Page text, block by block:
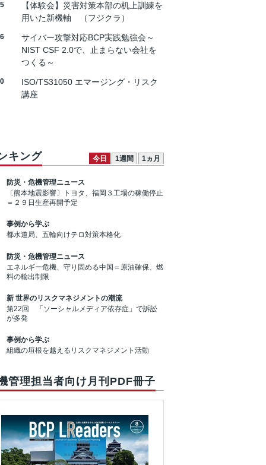
【体験会】災害対策本部の机上訓練を
用いた新機軸 （フジクラ）
サイバー攻撃対応BCP実践勉強会～
NIST CSF 2.0で、止まらない会社を
つくる～
ISO/TS31050 エマージング・リスク
講座
キング 今日 1週間 1ヵ月
防災・危機管理ニュース
〔熊本地震影響〕トヨタ、福岡３工場の稼働停止
＝２９日生産再開予定
事例から学ぶ
都水道局、五輪向けテロ対策本格化
防災・危機管理ニュース
エネルギー危機、守り固める中国＝原油確保、燃
料の輸出制限
新 世界のリスクマネジメントの潮流
第22回 「ソーシャルメディア依存症」で訴訟
が多発
事例から学ぶ
組織の垣根を越えるリスクマネジメント活動
管理担当者向け月刊PDF冊子